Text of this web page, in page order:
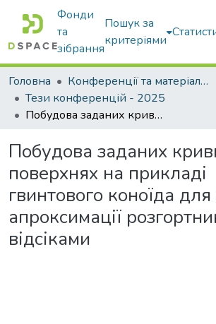
Фонди
та
зібрання
Пошук за
критеріями
Головна
Конференції та матеріали конференцій
Тези конференцій - 2025
Побудова заданих кривих ліній на поверхнях на прикладі гвинтового коноїда для його апроксимації розгортними відсіками
Побудова заданих
поверхнях на прикладі
гвинтового коноїда
апроксимації
відсіками